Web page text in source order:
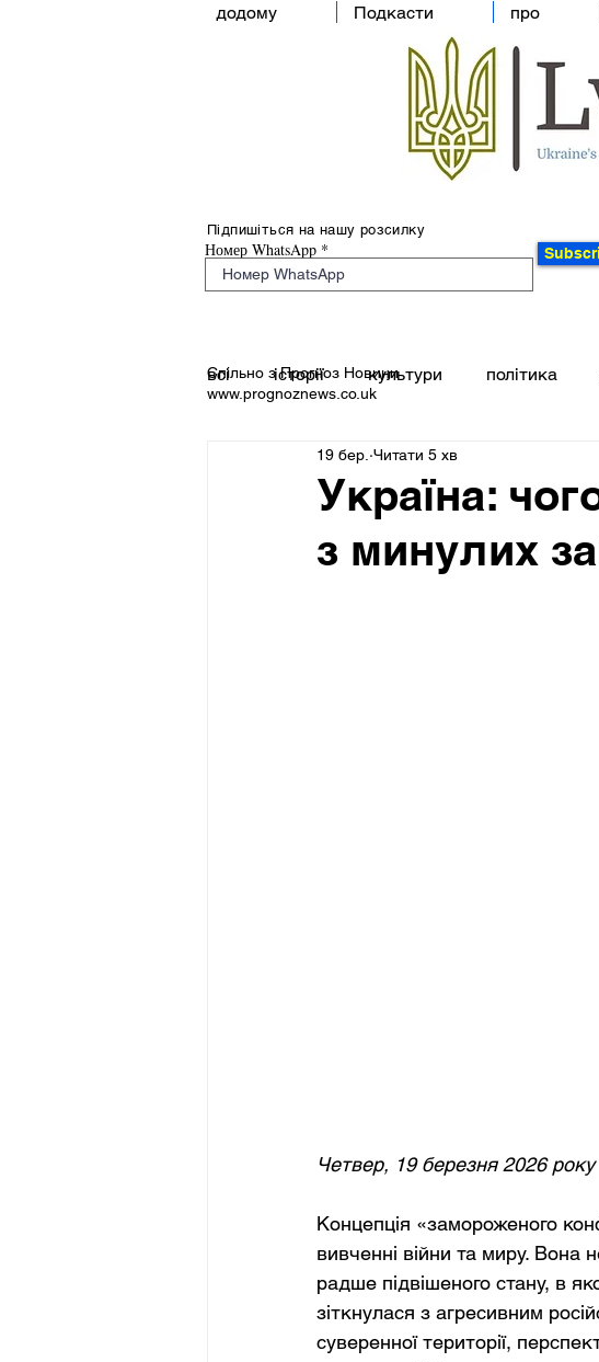
додому Подкасти про
Підпишіться на нашу розсилку
Номер WhatsApp
Спільно з Прогноз Новини
www.prognoznews.co.uk
всі історії культури політика
Україна:
з минулих
19 бер. Читати 5 хв
Четвер, 19 березня 2026 року
Концепція «замороженого
вивченні війни та миру. Вона
радше підвішеного стану, в
зіткнулася з агресивним
суверенної території,